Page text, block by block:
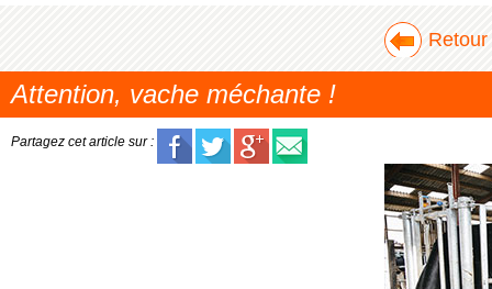
Attention, vache méchante !
Partagez cet article sur :